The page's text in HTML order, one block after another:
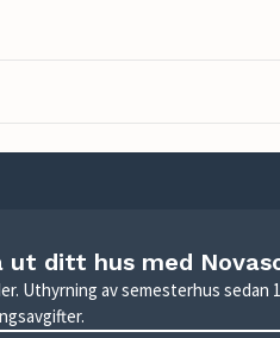
ut ditt hus med
Uthyrning av semesterhus sedan